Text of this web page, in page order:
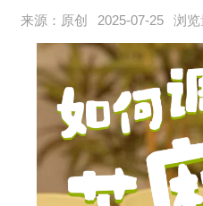
来源：原创 2025-07-25 浏览